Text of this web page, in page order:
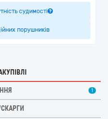
судимості
порушників
1